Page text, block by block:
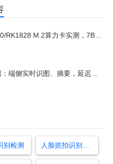
RK1828 M.2算力卡实测，7B大
端侧实时识图、摘要，延迟低
别检测 人脸抓拍识别算法